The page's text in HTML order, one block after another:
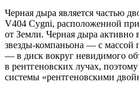
Черная дыра является частью
V404 Cygni, расположенной
от Земли. Черная дыра активно
звезды-компаньона — с
— в диск вокруг невидимого
в рентгеновских лучах,
системы «рентгеновскими